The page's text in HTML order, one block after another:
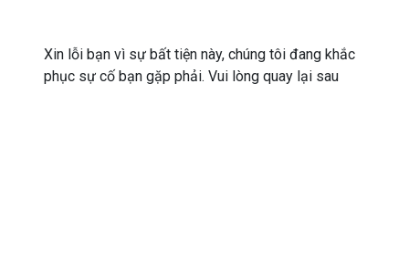
Xin lỗi bạn vì sự bất tiện này, chúng tôi đang khắc
phục sự cố bạn gặp phải. Vui lòng quay lại sau